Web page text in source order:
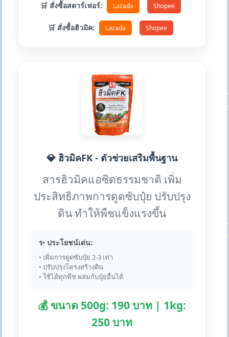
🛒 สั่งซื้อสตาร์เฟอร์: Lazada Shopee
🛒 สั่งซื้อฮิวมิค: Lazada Shopee
💎 ฮิวมิคFK - ตัวช่วยเสริมพื้นฐาน
สารฮิวมิคแอซิดธรรมชาติ เพิ่ม
ประสิทธิภาพการดูดซับปุ๋ย ปรับปรุง
ดิน ทำให้พืชแข็งแรงขึ้น
✨ ประโยชน์เด่น:
• เพิ่มการดูดซับปุ๋ย 2-3 เท่า
• ปรับปรุงโครงสร้างดิน
• ใช้ได้ทุกพืช ผสมกับปุ๋ยอื่นได้
💰 ขนาด 500g: 190 บาท | 1kg:
250 บาท